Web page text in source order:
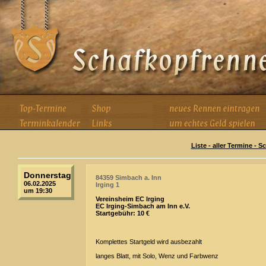
Liste - aller Termine -
Donnerstag
06.02.2025
um 19:30
84359 Simbach a. Inn
Irging 1
Vereinsheim EC Irging
EC Irging-Simbach am Inn e.V.
Startgebühr: 10 €
Komplettes Startgeld wird ausbezahlt
langes Blatt, mit Solo, Wenz und Farbwenz